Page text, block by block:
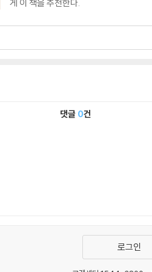
게 이 책을 추천한다.
댓글 0건
로그인